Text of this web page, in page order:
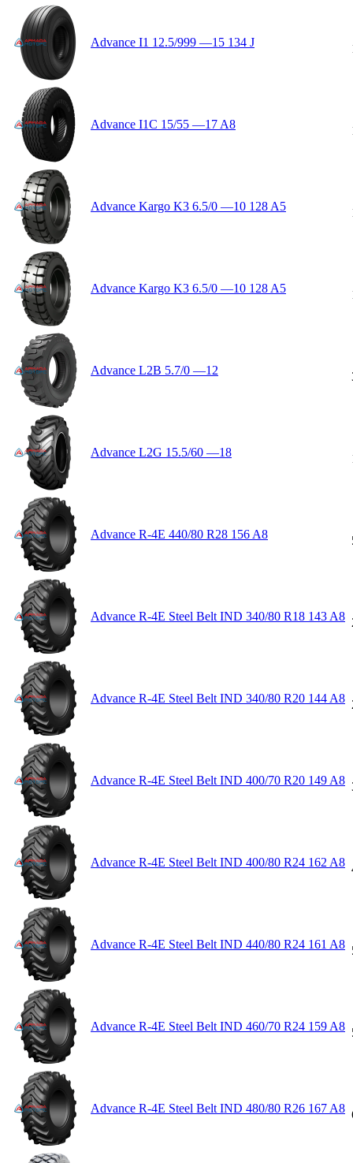
Advance I1 12.5/999 —15 134 J
Advance I1C 15/55 —17 A8
Advance Kargo K3 6.5/0 —10 128 A5
Advance Kargo K3 6.5/0 —10 128 A5
Advance L2B 5.7/0 —12
Advance L2G 15.5/60 —18
Advance R-4E 440/80 R28 156 A8
Advance R-4E Steel Belt IND 340/80 R18 143 A8
Advance R-4E Steel Belt IND 340/80 R20 144 A8
Advance R-4E Steel Belt IND 400/70 R20 149 A8
Advance R-4E Steel Belt IND 400/80 R24 162 A8
Advance R-4E Steel Belt IND 440/80 R24 161 A8
Advance R-4E Steel Belt IND 460/70 R24 159 A8
Advance R-4E Steel Belt IND 480/80 R26 167 A8